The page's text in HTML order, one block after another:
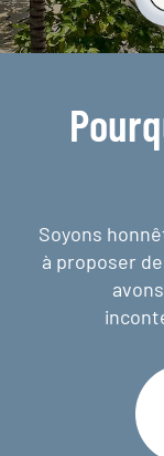
Soyons
à proposer